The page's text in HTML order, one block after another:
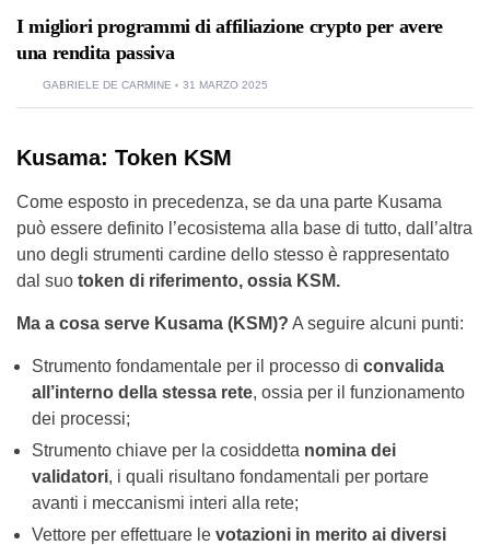
I migliori programmi di affiliazione crypto per avere
una rendita passiva
GABRIELE DE CARMINE 31 MARZO 2025
Kusama: Token KSM
Come esposto in precedenza, se da una parte Kusama
può essere definito l’ecosistema alla base di tutto, dall’altra
uno degli strumenti cardine dello stesso è rappresentato
dal suo token di riferimento, ossia KSM.
Ma a cosa serve Kusama (KSM)? A seguire alcuni punti:
Strumento fondamentale per il processo di convalida
all’interno della stessa rete, ossia per il funzionamento
dei processi;
Strumento chiave per la cosiddetta nomina dei
validatori, i quali risultano fondamentali per portare
avanti i meccanismi interi alla rete;
Vettore per effettuare le votazioni in merito ai diversi